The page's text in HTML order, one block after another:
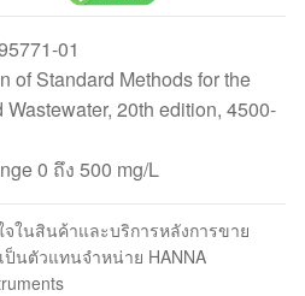
01
Standard Methods for the
20th edition, 4500-
0 ถึง 500 mg/L
จในสินค้าและบริการหลังการขาย
ป็นตัวแทนจำหน่าย HANNA